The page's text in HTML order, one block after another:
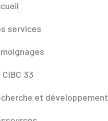
services
CIBC 33
et développement